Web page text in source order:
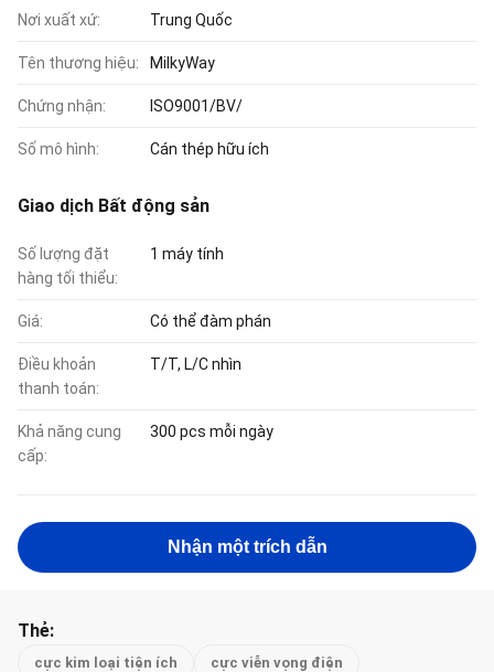
Nơi xuất xứ: Trung Quốc
Tên thương hiệu: MilkyWay
Chứng nhận: ISO9001/BV/
Số mô hình: Cán thép hữu ích
Giao dịch Bất động sản
Số lượng đặt
hàng tối thiểu:
1 máy tính
Giá: Có thể đàm phán
Điều khoản
thanh toán:
T/T, L/C nhìn
Khả năng cung
cấp:
300 pcs mỗi ngày
Nhận một trích dẫn
Thẻ:
cực kim loại tiện ích cực viễn vọng điện